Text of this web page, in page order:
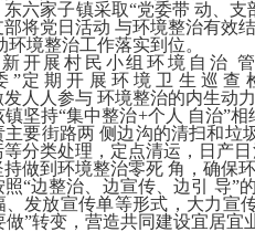
家子镇采取“党委带 动、支
将党日活动 与环境整治有效
环境整治工作落实到位。
展村民小组环境自治 管
”定 期 开 展 环 境 卫 生 巡
人人参与 环境整治的内生动
持“集中整治+个人 自治”相
要街路两 侧边沟的清扫和垃
分类处理，定点清运，日产
持做到环境整治零死 角，确保
边整治、边宣传、边引 导”的
、发放宣传单等形式，大力宣
做”转变，营造共同建设宜居宜